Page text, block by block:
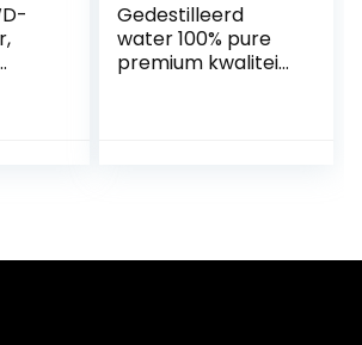
Gedestilleerd
water 100% pure
premium kwaliteit